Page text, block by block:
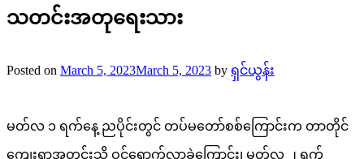
သတင်းအတုရေးသား
Posted on March 5, 2023March 5, 2023 by ရှင်ယွန်း
မတ်လ ၁ ရက်နေ့ ညပိုင်းတွင် တပ်မတော်စစ်ကြောင်းက တာတိုင်
ကျေးရွာအတွင်းသို ဝင်ရောက်လာခဲ့ကြောင်း၊ မတ်လ ၂ ရက်